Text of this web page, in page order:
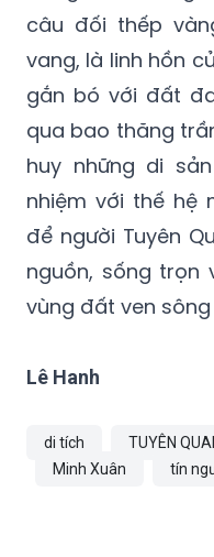
câu đối thếp
vang, là linh hồn
gắn bó với đất
qua bao thăng
huy những di
nhiệm với thế hệ
để người Tuyên
nguồn, sống trọn
vùng đất ven
Lê Hanh
di tích TUYÊN
Minh Xuân
tín